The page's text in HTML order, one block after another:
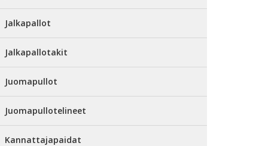
Jalkapallot
Jalkapallotakit
Juomapullot
Juomapullotelineet
Kannattajapaidat